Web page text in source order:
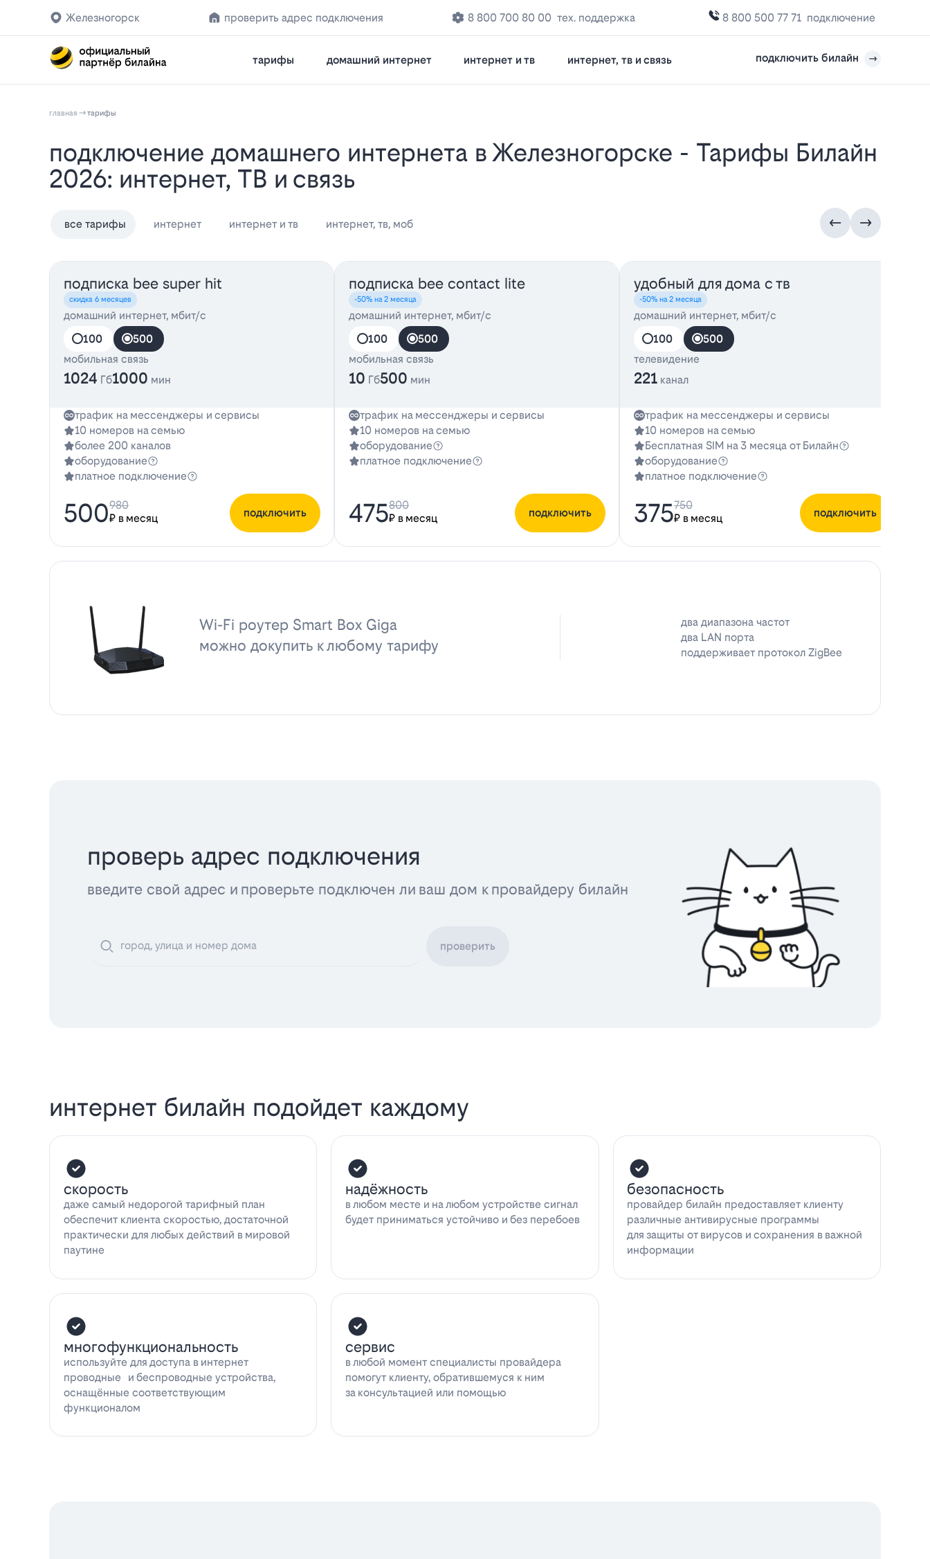
Железногорск проверить адрес подключения 8 800 700 80 00 тех. поддержка 8 800 500 77 71 подключение
тарифы домашний интернет интернет и тв интернет, тв и связь подключить билайн
главная тарифы
Подключение домашнего интернета в Железногорске - Тарифы Билайн
2026: интернет, ТВ и связь
все тарифы интернет интернет и тв интернет, тв, моб
подписка bee super hit
скидка 6 месяцев
домашний интернет, мбит/с
100
500
мобильная связь
1024 Гб1000 мин
трафик на мессенджеры и сервисы
10 номеров на семью
более 200 каналов
оборудование
платное подключение
500₽ в месяц
980
подключить
подписка bee contact lite
-50% на 2 месяца
домашний интернет, мбит/с
100
500
мобильная связь
10 Гб500 мин
трафик на мессенджеры и сервисы
10 номеров на семью
оборудование
платное подключение
475₽ в месяц
800
подключить
удобный для дома с тв
-50% на 2 месяца
домашний интернет, мбит/с
100
500
телевидение
221 канал
трафик на мессенджеры и сервисы
10 номеров на семью
Бесплатная SIM на 3 месяца от Билайн
оборудование
платное подключение
375₽ в месяц
750
подключить
Wi-Fi роутер Smart Box Giga
можно докупить к любому тарифу
два диапазона частот
два LAN порта
поддерживает протокол ZigBee
проверь адрес подключения
введите свой адрес и проверьте подключен ли ваш дом к провайдеру билайн
проверить
интернет билайн подойдет каждому
скорость
даже самый недорогой тарифный план
обеспечит клиента скоростью, достаточной
практически для любых действий в мировой
паутине
надёжность
в любом месте и на любом устройстве сигнал
будет приниматься устойчиво и без перебоев
безопасность
провайдер билайн предоставляет клиенту
различные антивирусные программы
для защиты от вирусов и сохранения в важной
информации
многофункциональность
используйте для доступа в интернет
проводные и беспроводные устройства,
оснащённые соответствующим
функционалом
сервис
в любой момент специалисты провайдера
помогут клиенту, обратившемуся к ним
за консультацией или помощью